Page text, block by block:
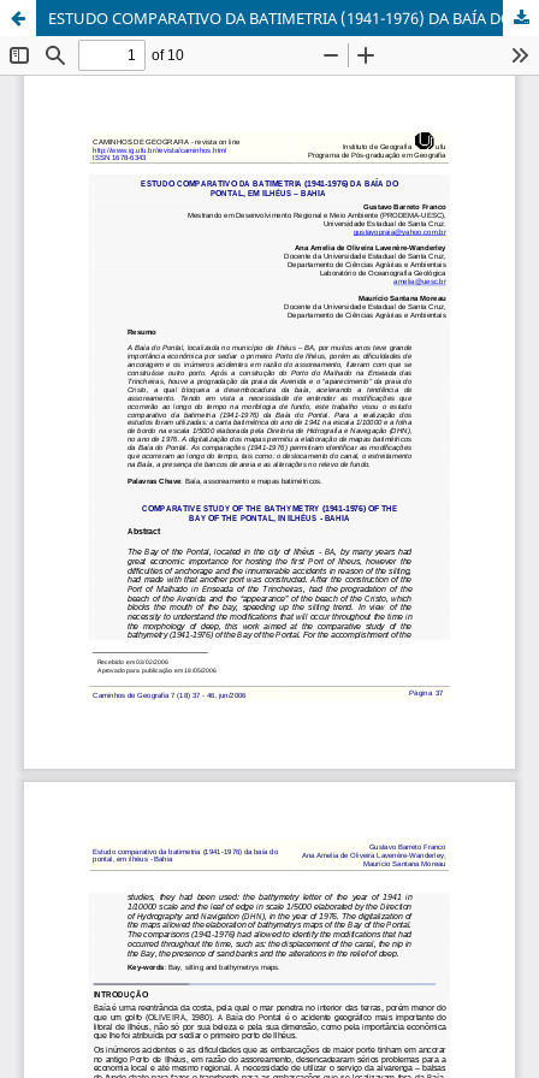
ESTUDO COMPARATIVO DA BATIMETRIA (1941-1976) DA BAÍA DO PONTAL, EM ILHÉUS – BAHIA